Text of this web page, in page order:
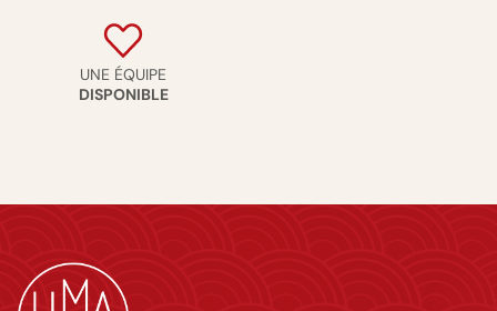
UNE ÉQUIPE
DISPONIBLE